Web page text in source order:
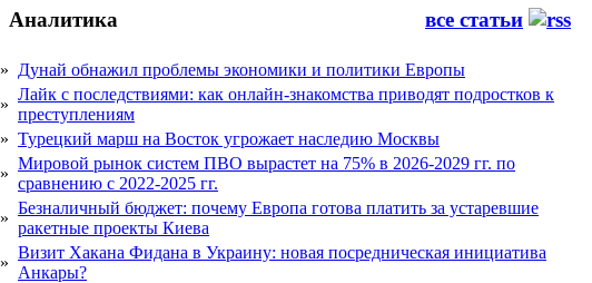
Аналитика все статьи
» Дунай обнажил проблемы экономики и политики Европы
»
Лайк с последствиями: как онлайн-знакомства приводят подростков к
преступлениям
» Турецкий марш на Восток угрожает наследию Москвы
»
Мировой рынок систем ПВО вырастет на 75% в 2026-2029 гг. по
сравнению с 2022-2025 гг.
»
Безналичный бюджет: почему Европа готова платить за устаревшие
ракетные проекты Киева
»
Визит Хакана Фидана в Украину: новая посредническая инициатива
Анкары?